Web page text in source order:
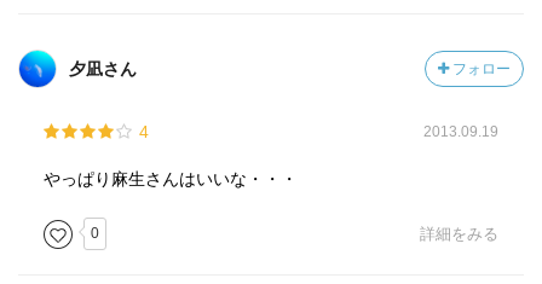
夕凪さん フォロー
4 2013.09.19
やっぱり麻生さんはいいな・・・
0 詳細をみる